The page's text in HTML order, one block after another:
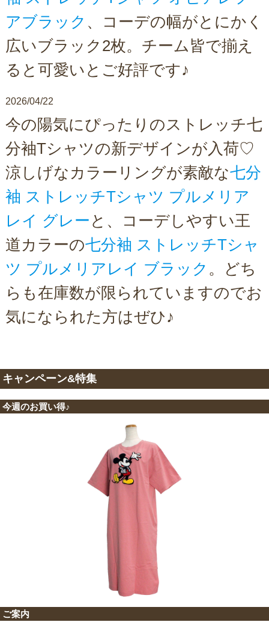
アブラック 、コーデの幅がとにかく
広いブラック2枚。チーム皆で揃え
ると可愛いとご好評です♪
2026/04/22
今の陽気にぴったりのストレッチ七
分袖Tシャツの新デザインが入荷♡
涼しげなカラーリングが素敵な七分
袖 ストレッチTシャツ プルメリア
レイ グレー と、コーデしやすい王
道カラーの七分袖 ストレッチTシャ
ツ プルメリアレイ ブラック 。どち
らも在庫数が限られていますのでお
気になられた方はぜひ♪
キャンペーン&特集
今週のお買い得♪
ご案内